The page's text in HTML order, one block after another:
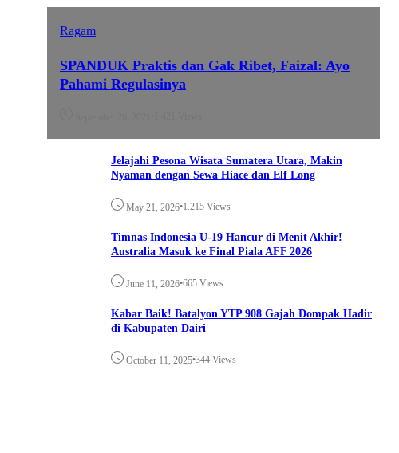
Ragam
SPANDUK Praktis dan Gak Ribet, Faizal: Ayo
Pahami Regulasinya
Jelajahi Pesona Wisata Sumatera Utara, Makin
Nyaman dengan Sewa Hiace dan Elf Long
May 21, 2026•1.215 Views
Timnas Indonesia U-19 Hancur di Menit Akhir!
Australia Masuk ke Final Piala AFF 2026
June 11, 2026•665 Views
Kabar Baik! Batalyon YTP 908 Gajah Dompak Hadir
di Kabupaten Dairi
October 11, 2025•344 Views